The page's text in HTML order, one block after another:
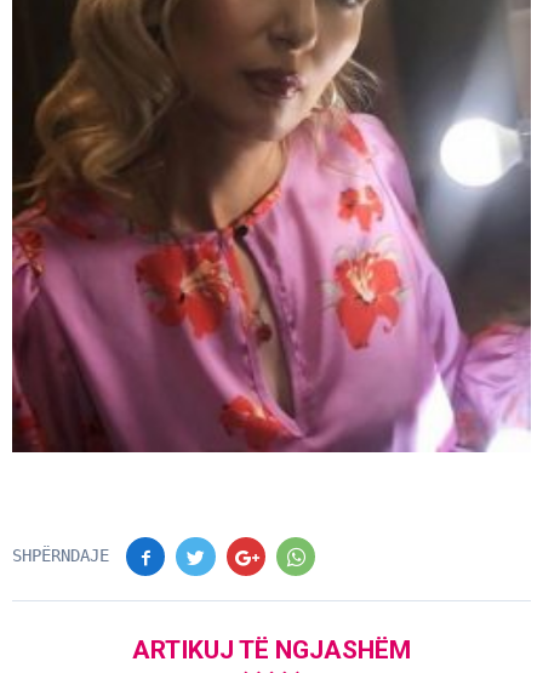
SHPËRNDAJE
ARTIKUJ TË NGJASHËM